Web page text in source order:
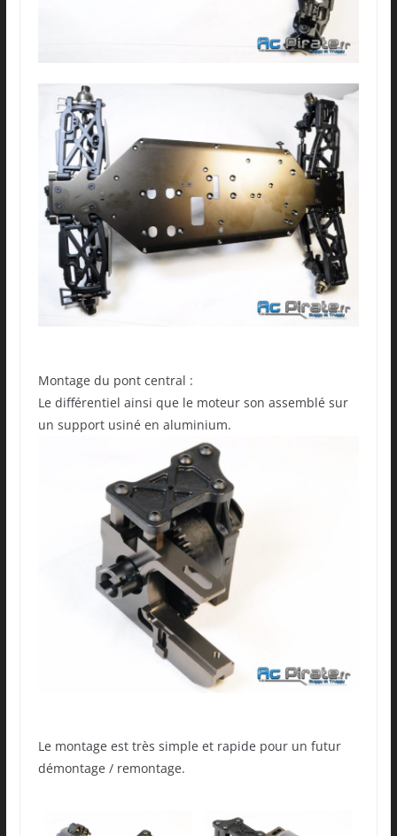
Montage du pont central :
Le différentiel ainsi que le moteur son assemblé sur
un support usiné en aluminium.
Le montage est très simple et rapide pour un futur
démontage / remontage.